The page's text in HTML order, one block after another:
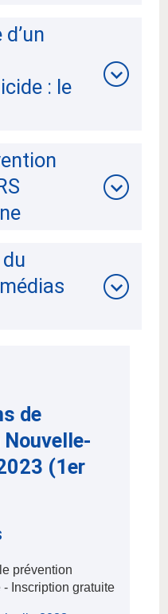
: le
de
(1er
prévention
Inscription gratuite